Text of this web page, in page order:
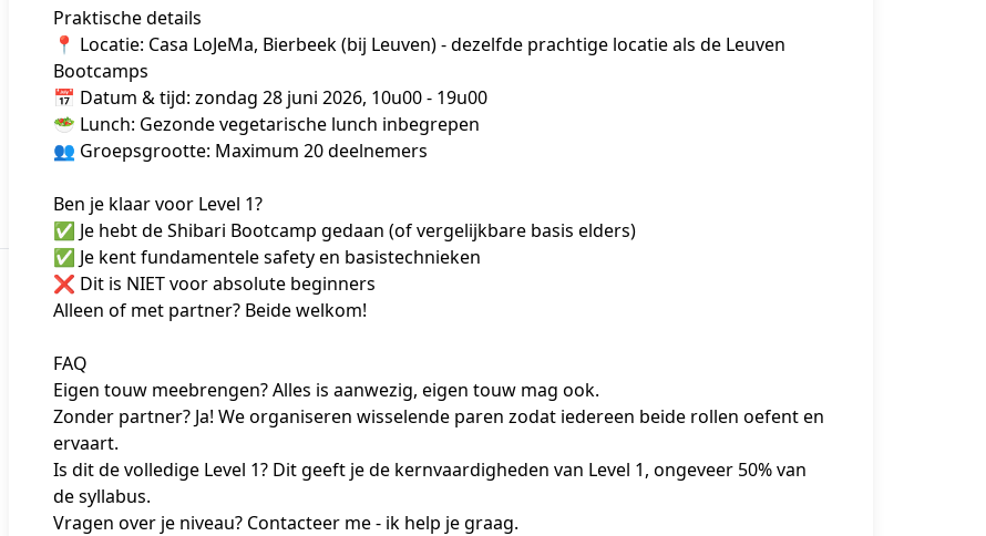
Praktische details
📍 Locatie: Casa LoJeMa, Bierbeek (bij Leuven) - dezelfde prachtige locatie als de Leuven
Bootcamps
📅 Datum & tijd: zondag 28 juni 2026, 10u00 - 19u00
🥗 Lunch: Gezonde vegetarische lunch inbegrepen
👥 Groepsgrootte: Maximum 20 deelnemers
Ben je klaar voor Level 1?
✅ Je hebt de Shibari Bootcamp gedaan (of vergelijkbare basis elders)
✅ Je kent fundamentele safety en basistechnieken
❌ Dit is NIET voor absolute beginners
Alleen of met partner? Beide welkom!
FAQ
Eigen touw meebrengen? Alles is aanwezig, eigen touw mag ook.
Zonder partner? Ja! We organiseren wisselende paren zodat iedereen beide rollen oefent en
ervaart.
Is dit de volledige Level 1? Dit geeft je de kernvaardigheden van Level 1, ongeveer 50% van
de syllabus.
Vragen over je niveau? Contacteer me - ik help je graag.